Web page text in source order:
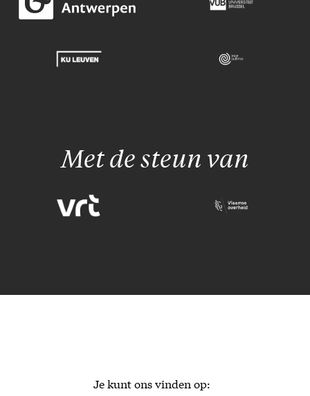
Met de steun van
Je kunt ons vinden op: